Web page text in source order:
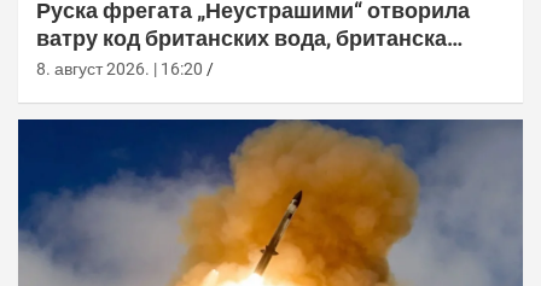
Руска фрегата „Неустрашими“ отворила
ватру код британских вода, британска
морнарица појачала праћење
8. август 2026. | 16:20